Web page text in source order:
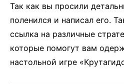
Так как вы просили
поленился и написал его.
ссылка на различные
которые помогут вам
настольной игре